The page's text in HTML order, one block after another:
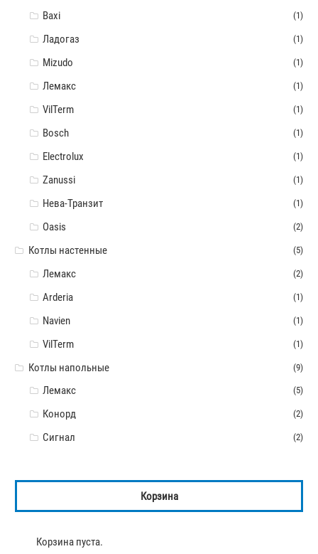
Baxi (1)
Ладогаз (1)
Mizudo (1)
Лемакс (1)
VilTerm (1)
Bosch (1)
Electrolux (1)
Zanussi (1)
Нева-Транзит (1)
Oasis (2)
Котлы настенные (5)
Лемакс (2)
Arderia (1)
Navien (1)
VilTerm (1)
Котлы напольные (9)
Лемакс (5)
Конорд (2)
Сигнал (2)
Корзина
Корзина пуста.